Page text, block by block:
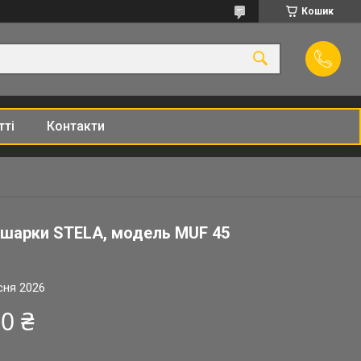
Кошик
Контакти
STELA, модель MUF 45
2026
₴